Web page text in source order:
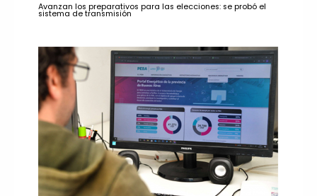
Avanzan los preparativos para las elecciones: se probó el
sistema de transmisión